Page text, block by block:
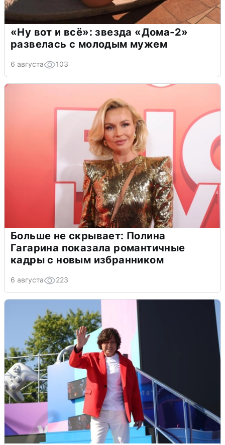
«Ну вот и всё»: звезда «Дома-2»
развелась с молодым мужем
6 августа 103
Больше не скрывает: Полина
Гагарина показала романтичные
кадры с новым избранником
6 августа 223